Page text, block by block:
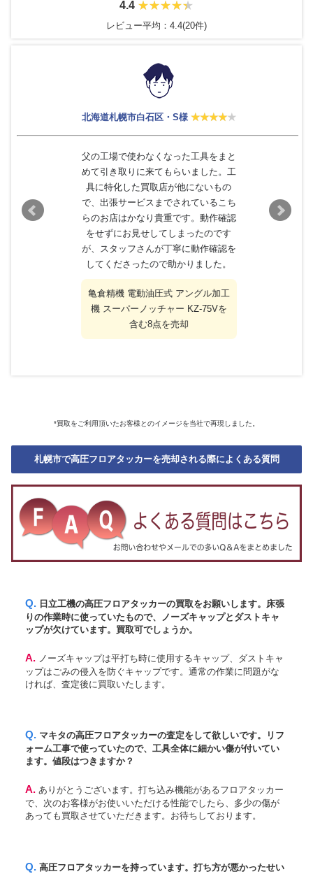
4.4
レビュー平均：4.4(20件)
北海道札幌市白石区・S様
父の工場で使わなくなった工具をまと
めて引き取りに来てもらいました。工
具に特化した買取店が他にないもの
で、出張サービスまでされているこち
らのお店はかなり貴重です。動作確認
をせずにお見せしてしまったのです
が、スタッフさんが丁寧に動作確認を
してくださったので助かりました。
亀倉精機 電動油圧式 アングル加工
機 スーパーノッチャー KZ-75Vを
含む8点を売却
*買取をご利用頂いたお客様とのイメージを当社で再現しました。
札幌市で高圧フロアタッカーを売却される際によくある質問
Q. 日立工機の高圧フロアタッカーの買取をお願いします。床張
りの作業時に使っていたもので、ノーズキャップとダストキャ
ップが欠けています。買取可でしょうか。
A. ノーズキャップは平打ち時に使用するキャップ、ダストキャ
ップはごみの侵入を防ぐキャップです。通常の作業に問題がな
ければ、査定後に買取いたします。
Q. マキタの高圧フロアタッカーの査定をして欲しいです。リフ
ォーム工事で使っていたので、工具全体に細かい傷が付いてい
ます。値段はつきますか？
A. ありがとうございます。打ち込み機能があるフロアタッカー
で、次のお客様がお使いいただける性能でしたら、多少の傷が
あっても買取させていただきます。お待ちしております。
Q. 高圧フロアタッカーを持っています。打ち方が悪かったせい